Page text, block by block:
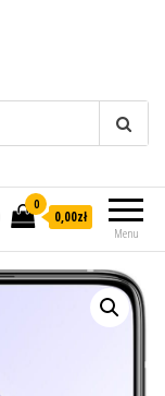
Menu
0
0,00zł